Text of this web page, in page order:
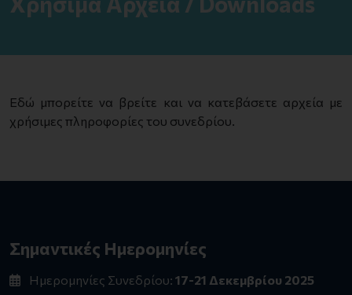
Εδώ μπορείτε να βρείτε και να κατεβάσετε αρχεία με
χρήσιμες πληροφορίες του συνεδρίου.
Σημαντικές Ημερομηνίες
Ημερομηνίες Συνεδρίου: 17-21 Δεκεμβρίου 2025